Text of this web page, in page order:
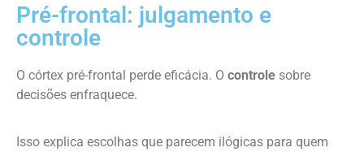
Pré-frontal: julgamento e
controle
O córtex pré-frontal perde eficácia. O controle sobre
decisões enfraquece.
Isso explica escolhas que parecem ilógicas para quem